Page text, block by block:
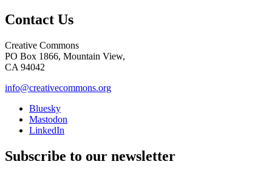
Contact Us
Creative Commons
PO Box 1866, Mountain View,
CA 94042
info@creativecommons.org
Bluesky
Mastodon
LinkedIn
Subscribe to our newsletter